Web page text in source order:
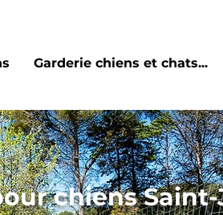
Garderie chiens et chats...
chiens